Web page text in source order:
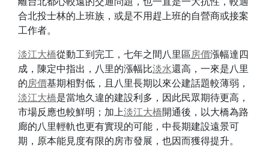
合北投士林的上班族，或是不用趕上班的自營商或接案
工作者。
淡江大橋從動工到完工，七年之間八里區房價漲幅達四
成，陳定中指出，八里的漲幅比淡水還高，一來是八里
的房價基期相對低，且八里長期以來公建話題較薄弱，
淡江大橋是當地久違的建設利多，因此民眾期待更高，
市場反應也較鮮明；加上淡江大橋開通後，以大橋為路
廊的八里輕軌也更有實現的可能，中長期建設遠景可
期，原本能見度有限的房市發展，也因而獲得提升。